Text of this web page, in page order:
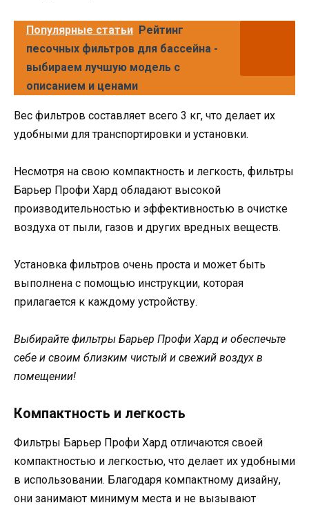
Популярные статьи Рейтинг
песочных фильтров для бассейна -
выбираем лучшую модель с
описанием и ценами
Вес фильтров составляет всего 3 кг, что делает их
удобными для транспортировки и установки.
Несмотря на свою компактность и легкость, фильтры
Барьер Профи Хард обладают высокой
производительностью и эффективностью в очистке
воздуха от пыли, газов и других вредных веществ.
Установка фильтров очень проста и может быть
выполнена с помощью инструкции, которая
прилагается к каждому устройству.
Выбирайте фильтры Барьер Профи Хард и обеспечьте
себе и своим близким чистый и свежий воздух в
помещении!
Компактность и легкость
Фильтры Барьер Профи Хард отличаются своей
компактностью и легкостью, что делает их удобными
в использовании. Благодаря компактному дизайну,
они занимают минимум места и не вызывают